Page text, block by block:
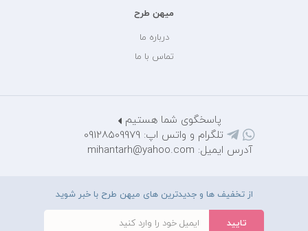
میهن طرح
درباره ما
تماس با ما
پاسخگوی شما هستیم
تلگرام و واتس اپ: 09128509979
آدرس ایمیل: mihantarh@yahoo.com
از تخفیف ها و جدیدترین های میهن طرح با خبر شوید